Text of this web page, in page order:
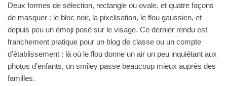
Deux formes de sélection, rectangle ou ovale, et quatre façons
de masquer : le bloc noir, la pixelisation, le flou gaussien, et
depuis peu un émoji posé sur le visage. Ce dernier rendu est
franchement pratique pour un blog de classe ou un compte
d’établissement : là où le flou donne un air un peu inquiétant aux
photos d’enfants, un smiley passe beaucoup mieux auprès des
familles.